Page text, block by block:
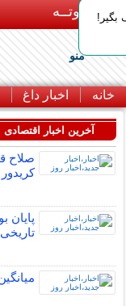
بـیتوتــه
منو
خانه اخبار داغ
آخرین اخبار اقتصادی
صلاح
کریدور 180 هزار